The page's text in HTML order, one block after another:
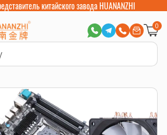
китайского завода HUANANZHI
0